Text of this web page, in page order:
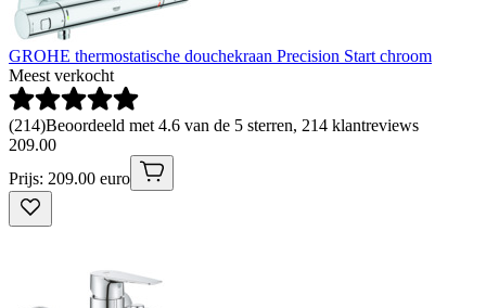
GROHE thermostatische douchekraan Precision Start chroom
Meest verkocht
(214)Beoordeeld met 4.6 van de 5 sterren, 214 klantreviews
209.00
Prijs: 209.00 euro